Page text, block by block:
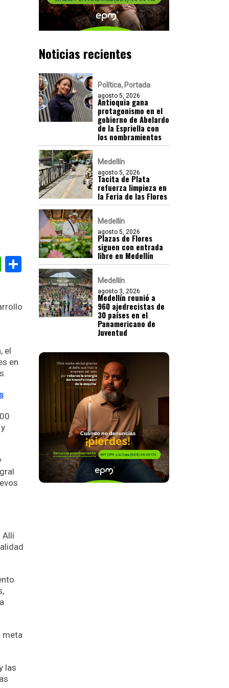
WhatsApp
Compartir
el
en
Allí
meta
las
Noticias recientes
Política Portada
agosto 5, 2026
Antioquia gana
protagonismo en el
gobierno de Abelardo
de la Espriella con
los nombramientos
Medellín
agosto 5, 2026
Tacita de Plata
refuerza limpieza en
la Feria de las Flores
Medellín
agosto 5, 2026
Plazas de Flores
siguen con entrada
libre en Medellín
Medellín
agosto 3, 2026
Medellín reunió a
960 ajedrecistas de
30 países en el
Panamericano de
Juventud